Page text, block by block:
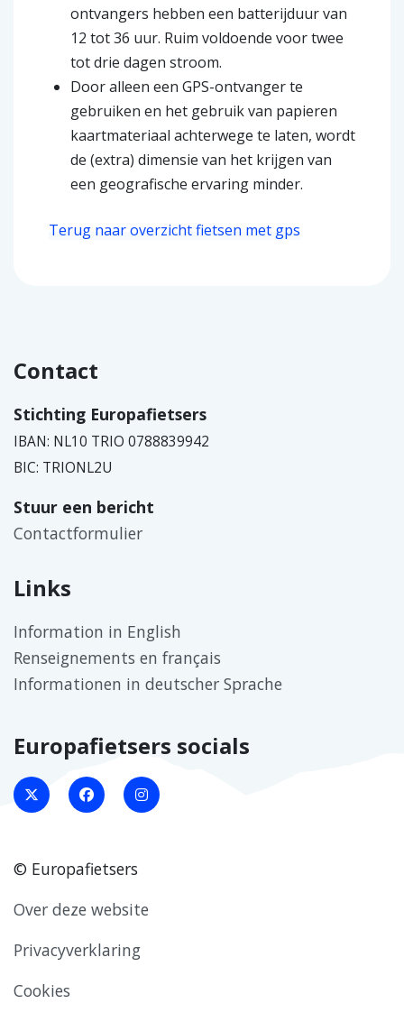
ontvangers hebben een batterijduur van
12 tot 36 uur. Ruim voldoende voor twee
tot drie dagen stroom.
Door alleen een GPS-ontvanger te
gebruiken en het gebruik van papieren
kaartmateriaal achterwege te laten, wordt
de (extra) dimensie van het krijgen van
een geografische ervaring minder.
Terug naar overzicht fietsen met gps
Contact
Stichting Europafietsers
IBAN: NL10 TRIO 0788839942
BIC: TRIONL2U
Stuur een bericht
Contactformulier
Links
Information in English
Renseignements en français
Informationen in deutscher Sprache
Europafietsers socials
© Europafietsers
Over deze website
Privacyverklaring
Cookies